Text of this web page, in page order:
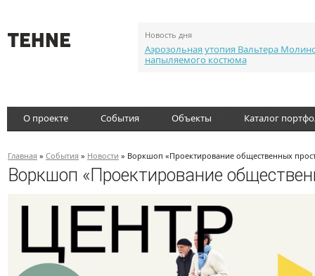
Новость дня
Аэрозольная утопия Вальтера
напыляемого костюма
О проекте События Объекты Каталог
Главная » События » Новости » Воркшоп «Проектирование общественных
Воркшоп «Проектирование